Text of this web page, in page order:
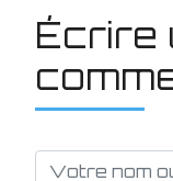
Écrire